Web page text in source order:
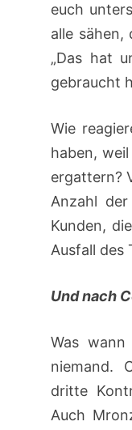
euch
alle sähen,
„Das hat
gebraucht
Wie
haben,
ergattern?
Anzahl
Kunden,
Ausfall des
Und nach
Was
niemand.
dritte
Auch